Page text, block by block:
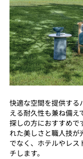
快適な空間を提供する
える耐久性も兼ね備え
探しの方におすすめで
れた美しさと職人技が
でなく、ホテルやレス
チします。